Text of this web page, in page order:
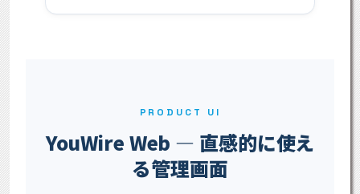
PRODUCT UI
YouWire Web — 直感的に使え
る管理画面